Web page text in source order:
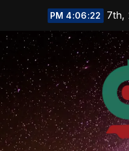
4:06:22 PM